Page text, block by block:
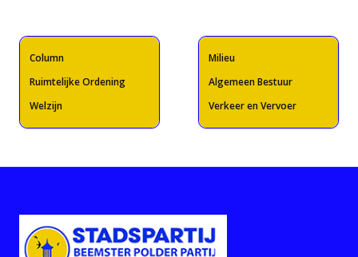
Column
Ruimtelijke Ordening
Welzijn
Milieu
Algemeen Bestuur
Verkeer en Vervoer